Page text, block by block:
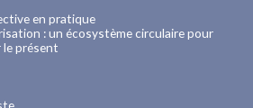
en pratique
: un écosystème circulaire pour
présent